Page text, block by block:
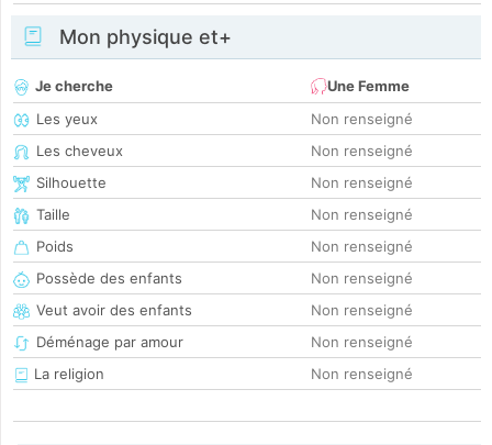
Mon physique et+
Je cherche
Une Femme
Les yeux
Non renseigné
Les cheveux
Non renseigné
Silhouette
Non renseigné
Taille
Non renseigné
Poids
Non renseigné
Possède des enfants
Non renseigné
Veut avoir des enfants
Non renseigné
Déménage par amour
Non renseigné
La religion
Non renseigné